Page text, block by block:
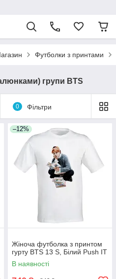
Футболки з принтами
групи BTS
0 Фільтри
–12%
Жіноча футболка з принтом
гурту BTS 13 S, Білий Push IT
В наявності